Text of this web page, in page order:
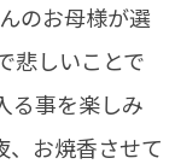
のお母様が選
悲しいことで
る事を楽しみ
、お焼香させて